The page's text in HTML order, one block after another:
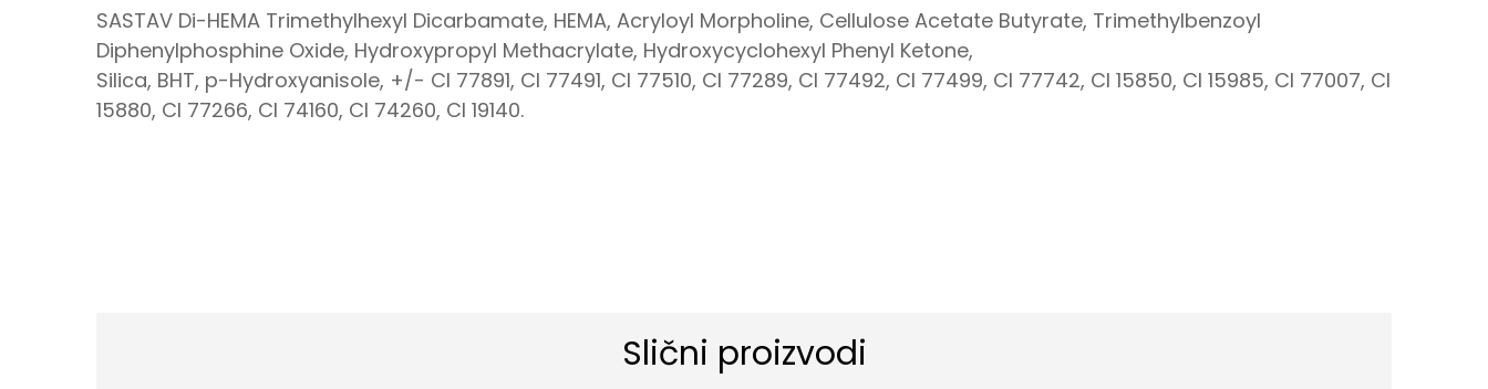
SASTAV Di-HEMA Trimethylhexyl Dicarbamate, HEMA, Acryloyl Morpholine, Cellulose Acetate Butyrate, Trimethylbenzoyl
Diphenylphosphine Oxide, Hydroxypropyl Methacrylate, Hydroxycyclohexyl Phenyl Ketone,
Silica, BHT, p-Hydroxyanisole, +/- CI 77891, CI 77491, CI 77510, CI 77289, CI 77492, CI 77499, CI 77742, CI 15850, CI 15985, CI 77007, CI
15880, CI 77266, CI 74160, CI 74260, CI 19140.
Slični proizvodi